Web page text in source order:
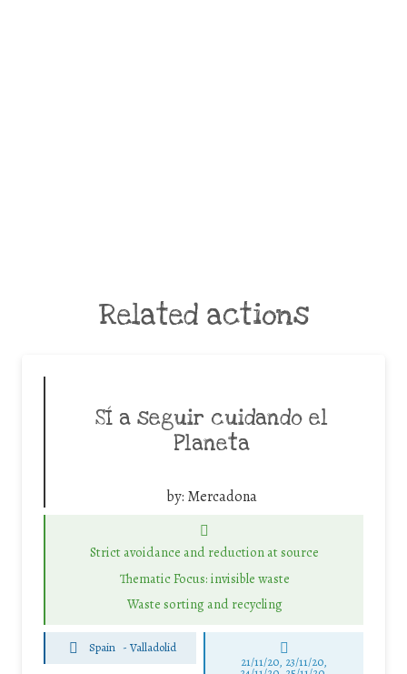
Related actions
SÍ a seguir cuidando el
Planeta
by: Mercadona
Strict avoidance and reduction at source
Thematic Focus: invisible waste
Waste sorting and recycling
Spain -Valladolid
21/11/20, 23/11/20,